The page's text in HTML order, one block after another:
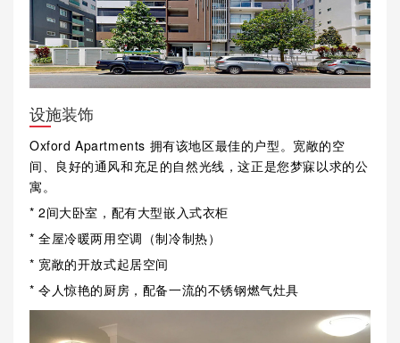
设施装饰
Oxford Apartments 拥有该地区最佳的户型。宽敞的空
间、良好的通风和充足的自然光线，这正是您梦寐以求的公
寓。
* 2间大卧室，配有大型嵌入式衣柜
* 全屋冷暖两用空调（制冷制热）
* 宽敞的开放式起居空间
* 令人惊艳的厨房，配备一流的不锈钢燃气灶具